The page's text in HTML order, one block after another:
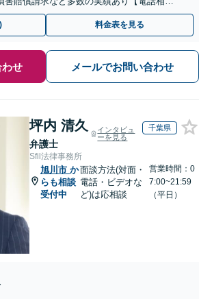
間休日面談可】
料金表を見る
せ メールでお問い合わせ
坪内 清久
弁護士
インタビュ
ーを見る
千葉県
Sfil法律事務所
旭川市 か
らも相談
受付中
面談方法(対面・
電話・ビデオな
ど)は応相談
営業時間：0
7:00~21:59
（平日）